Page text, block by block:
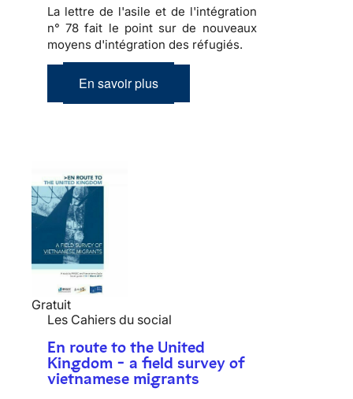
La lettre de l'asile et de l'intégration
n° 78 fait le point sur de nouveaux
moyens d'intégration des réfugiés.
En savoir plus
Gratuit
Les Cahiers du social
En route to the United
Kingdom - a field survey of
vietnamese migrants